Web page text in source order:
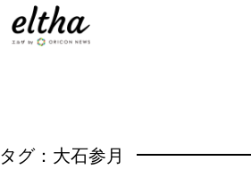
タグ：大石参月